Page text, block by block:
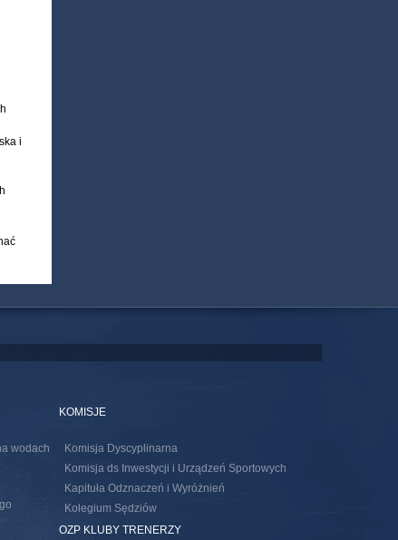
i
wodach
KOMISJE
Komisja Dyscyplinarna
Komisja ds Inwestycji i Urządzeń Sportowych
Kapituła Odznaczeń i Wyróżnień
Kolegium Sędziów
OZP KLUBY TRENERZY